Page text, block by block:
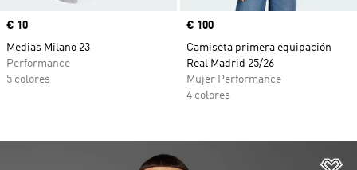
Precio
€ 10
Medias Milano 23
Performance
5 colores
Precio
€ 100
Camiseta primera equipación
Real Madrid 25/26
Mujer Performance
4 colores